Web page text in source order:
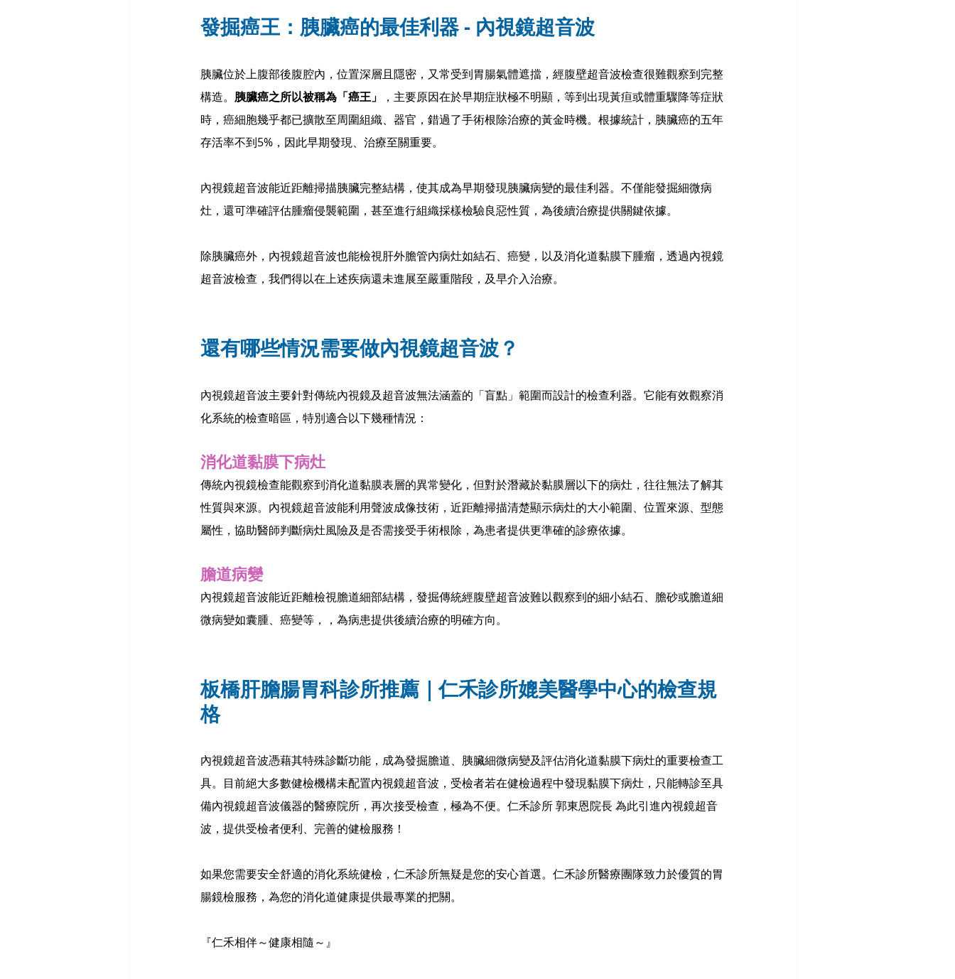
發掘癌王：胰臟癌的最佳利器 - 內視鏡超音波
胰臟位於上腹部後腹腔內，位置深層且隱密，又常受到胃腸氣體遮擋，經腹壁超音波檢查很難觀察到完整
構造。 胰臟癌之所以被稱為「癌王」
，主要原因在於早期症狀極不明顯，等到出現黃疸或體重驟降等症狀
時，癌細胞幾乎都已擴散至周圍組織、器官，錯過了手術根除治療的黃金時機。根據統計，胰臟癌的五年
存活率不到5%，因此早期發現、治療至關重要。
內視鏡超音波能近距離掃描胰臟完整結構，使其成為早期發現胰臟病變的最佳利器。不僅能發掘細微病
灶，還可準確評估腫瘤侵襲範圍，甚至進行組織採樣檢驗良惡性質，為後續治療提供關鍵依據。
除胰臟癌外，內視鏡超音波也能檢視肝外膽管內病灶如結石、癌變，以及消化道黏膜下腫瘤，透過內視鏡
超音波檢查，我們得以在上述疾病還未進展至嚴重階段，及早介入治療。
還有哪些情況需要做內視鏡超音波？
內視鏡超音波主要針對傳統內視鏡及超音波無法涵蓋的「盲點」範圍而設計的檢查利器。它能有效觀察消
化系統的檢查暗區，特別適合以下幾種情況：
消化道黏膜下病灶
傳統內視鏡檢查能觀察到消化道黏膜表層的異常變化，但對於潛藏於黏膜層以下的病灶，往往無法了解其
性質與來源。內視鏡超音波能利用聲波成像技術，近距離掃描清楚顯示病灶的大小範圍、位置來源、型態
屬性，協助醫師判斷病灶風險及是否需接受手術根除，為患者提供更準確的診療依據。
膽道病變
內視鏡超音波能近距離檢視膽道細部結構，發掘傳統經腹壁超音波難以觀察到的細小結石、膽砂或膽道細
微病變如囊腫、癌變等，，為病患提供後續治療的明確方向。
板橋肝膽腸胃科診所推薦｜仁禾診所媲美醫學中心的檢查規
格
內視鏡超音波憑藉其特殊診斷功能，成為發掘膽道、胰臟細微病變及評估消化道黏膜下病灶的重要檢查工
具。目前絕大多數健檢機構未配置內視鏡超音波，受檢者若在健檢過程中發現黏膜下病灶，只能轉診至具
備內視鏡超音波儀器的醫療院所，再次接受檢查，極為不便。仁禾診所 郭東恩院長 為此引進內視鏡超音
波，提供受檢者便利、完善的健檢服務！
如果您需要安全舒適的消化系統健檢，仁禾診所無疑是您的安心首選。仁禾診所醫療團隊致力於優質的胃
腸鏡檢服務，為您的消化道健康提供最專業的把關。
『仁禾相伴～健康相隨～』